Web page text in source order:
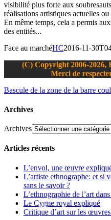
visibilité plus forte aux
réalisations artistiques actuelles
En même temps, cela a permis
des entités...
Face au marchéHC2016-11-
(C) Copyright 2006-2026,
Merci de
Bascule de la zone de la barre
Archives
Archives
Articles récents
L’envol, une œuvre
L’artiste ethnographe: et si
sans le savoir ?
L’ethnographie de l’art
Le Cygne royal expliqué
Critique d’art sur les